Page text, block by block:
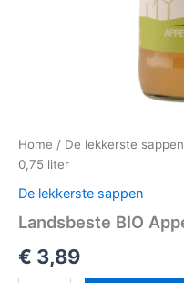
Home / De lekkerste sappen
0,75 liter
De lekkerste sappen
Landsbeste BIO
€ 3,89